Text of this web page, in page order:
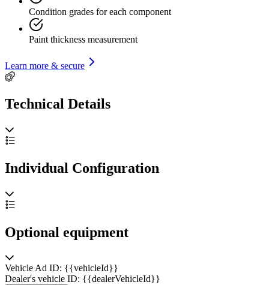
Condition grades for each component
Paint thickness measurement
Learn more & secure
Technical Details
Individual Configuration
Optional equipment
Vehicle Ad ID: {{vehicleId}}
Dealer's vehicle ID: {{dealerVehicleId}}